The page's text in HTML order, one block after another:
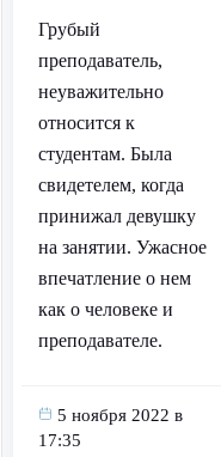
Грубый
преподаватель,
неуважительно
относится к
студентам. Была
свидетелем, когда
принижал девушку
на занятии. Ужасное
впечатление о нем
как о человеке и
преподавателе.
5 ноября 2022 в
17:35